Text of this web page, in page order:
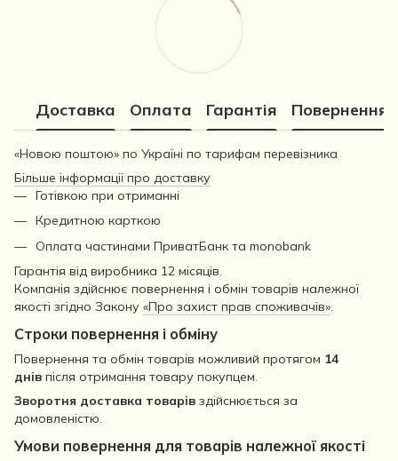
Доставка Оплата Гарантія Повернення
«Новою поштою» по Україні по тарифам перевізника
Більше інформації про доставку
Готівкою при отриманні
Кредитною карткою
Оплата частинами ПриватБанк та monobank
Гарантія від виробника 12 місяців.
Компанія здійснює повернення і обмін товарів належної
якості згідно Закону «Про захист прав споживачів».
Строки повернення і обміну
Повернення та обмін товарів можливий протягом 14
днів після отримання товару покупцем.
Зворотня доставка товарів здійснюється за
домовленістю.
Умови повернення для товарів належної якості